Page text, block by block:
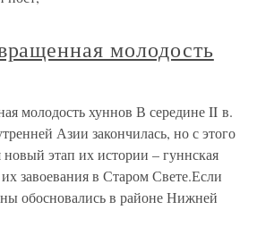
молодость
молодость хуннов В середине II в.
Азии закончилась, но с этого
новый этап их истории – гуннская
завоевания в Старом Свете.Если
обосновались в районе Нижней